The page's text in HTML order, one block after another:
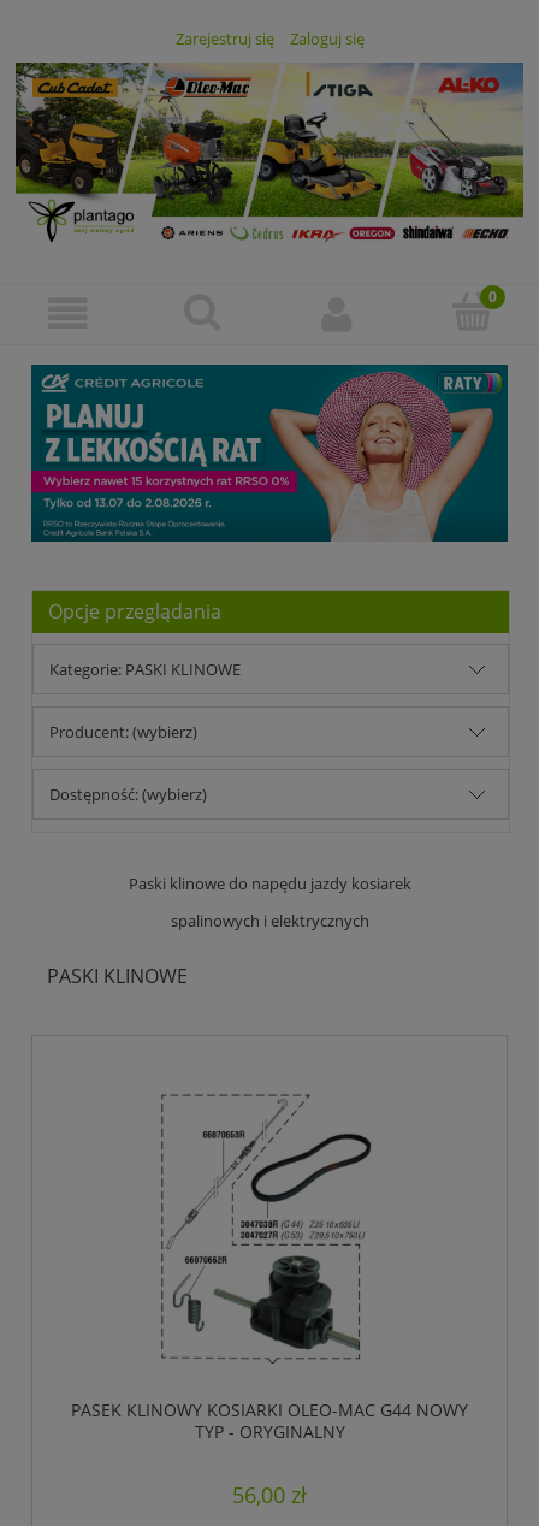
Zarejestruj się Zaloguj się
Opcje przeglądania
Kategorie: PASKI KLINOWE
Producent: (wybierz)
Dostępność: (wybierz)
Paski klinowe do napędu jazdy kosiarek
spalinowych i elektrycznych
PASKI KLINOWE
PASEK KLINOWY KOSIARKI OLEO-MAC G44 NOWY
TYP - ORYGINALNY
56,00 zł